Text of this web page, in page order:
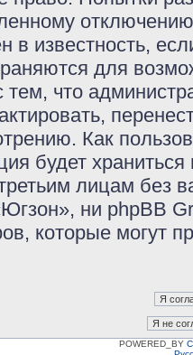
в известность,
для
тем, что
Как
будет
лицам без
ни phpBB
которые могут
POWERED_BY